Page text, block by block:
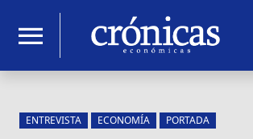
menu
ENTREVISTA ECONOMÍA PORTADA